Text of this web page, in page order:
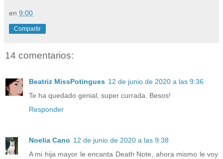
en 9:00
Compartir
14 comentarios:
Beatriz MissPotingues 12 de junio de 2020 a las 9:36
Te ha quedado genial, super currada. Besos!
Responder
Noelia Cano 12 de junio de 2020 a las 9:38
A mi hija mayor le encanta Death Note, ahora mismo le voy